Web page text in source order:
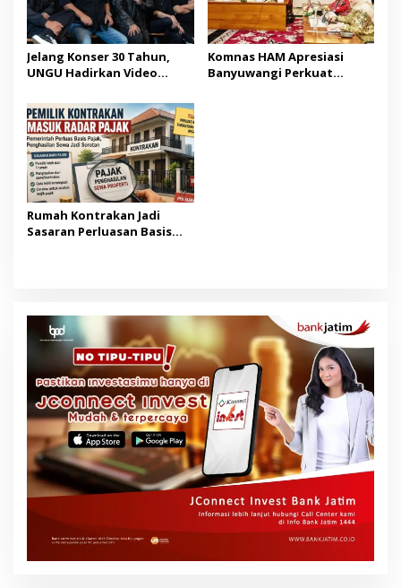
Jelang Konser 30 Tahun,
UNGU Hadirkan Video
Komnas HAM Apresiasi
Banyuwangi Perkuat
Rumah Kontrakan Jadi
Sasaran Perluasan Basis